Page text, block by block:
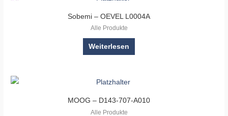
Sobemi – OEVEL L0004A
Alle Produkte
Weiterlesen
MOOG – D143-707-A010
Alle Produkte